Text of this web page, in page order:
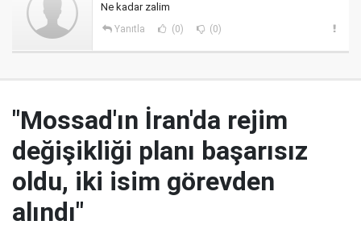
Ne kadar zalim
Yanıtla (0) (0)
"Mossad'ın İran'da rejim
değişikliği planı başarısız
oldu, iki isim görevden
alındı"